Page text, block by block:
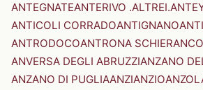
ANTEGNATEANTERIVO .ALTREI.
ANTICOLI CORRADOANTIGNANO
ANTRODOCOANTRONA SCHIERANCO
ANVERSA DEGLI ABRUZZIANZANO
ANZANO DI PUGLIAANZIANZIO